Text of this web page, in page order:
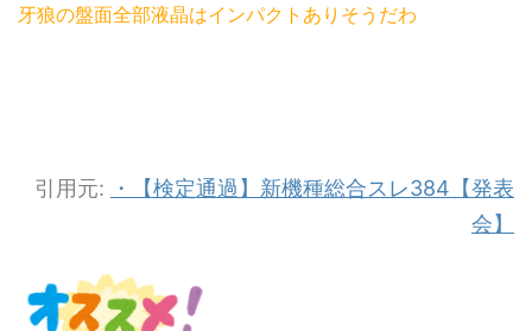
牙狼の盤面全部液晶はインパクトありそうだわ
引用元:
・【検定通過】新機種総合スレ384【発表
会】